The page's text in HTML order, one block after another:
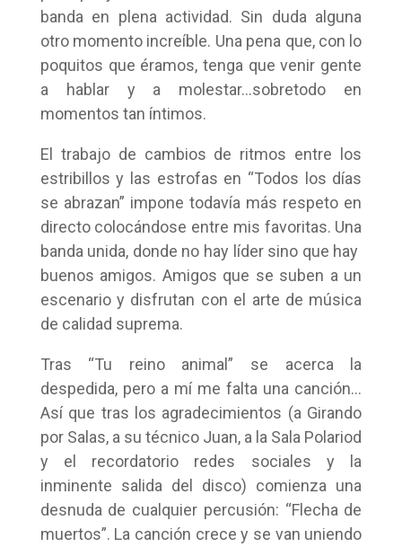
banda en plena actividad. Sin duda alguna
otro momento increíble. Una pena que, con lo
poquitos que éramos, tenga que venir gente
a hablar y a molestar…sobretodo en
momentos tan íntimos.
El trabajo de cambios de ritmos entre los
estribillos y las estrofas en “Todos los días
se abrazan” impone todavía más respeto en
directo colocándose entre mis favoritas. Una
banda unida, donde no hay líder sino que hay
buenos amigos. Amigos que se suben a un
escenario y disfrutan con el arte de música
de calidad suprema.
Tras “Tu reino animal” se acerca la
despedida, pero a mí me falta una canción…
Así que tras los agradecimientos (a Girando
por Salas, a su técnico Juan, a la Sala Polariod
y el recordatorio redes sociales y la
inminente salida del disco) comienza una
desnuda de cualquier percusión: “Flecha de
muertos”. La canción crece y se van uniendo